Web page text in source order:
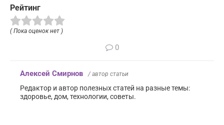
Рейтинг
( Пока оценок нет )
0
Алексей Смирнов / автор статьи
Редактор и автор полезных статей на разные темы:
здоровье, дом, технологии, советы.